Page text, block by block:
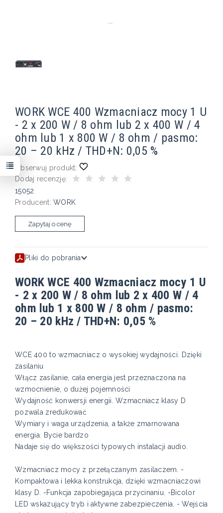
WORK WCE 400 Wzmacniacz mocy 1 U
- 2 x 200 W / 8 ohm lub 2 x 400 W / 4
ohm lub 1 x 800 W / 8 ohm / pasmo:
20 – 20 kHz / THD+N: 0,05 %
Obserwuj produkt:
Dodaj recenzję:
15052
Producent: WORK
Zapytaj o cenę
Pliki do pobrania
WORK WCE 400 Wzmacniacz mocy 1 U
- 2 x 200 W / 8 ohm lub 2 x 400 W / 4
ohm lub 1 x 800 W / 8 ohm / pasmo:
20 – 20 kHz / THD+N: 0,05 %
WCE 400 to wzmacniacz o wysokiej wydajności. Dzięki
zasilaniu
Włącz zasilanie, cała energia jest przeznaczona na
wzmocnienie, o dużej pojemności
Wydajność konwersji energii. Wzmacniacz klasy D
pozwala zredukować
Wymiary i waga urządzenia, a także zmarnowana
energia. Bycie bardzo
Nadaje się do większości typowych instalacji audio.
Wzmacniacz mocy z przełączanym zasilaczem. -
Kompaktowa i lekka konstrukcja, dzięki wzmacniaczowi
klasy D. -Funkcja zapobiegająca przycinaniu. -Bicolor
LED wskazujący tryb i aktywne zabezpieczenia. - Wejścia